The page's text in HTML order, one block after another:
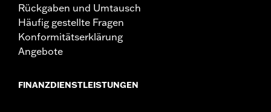
Rückgaben und Umtausch
Häufig gestellte Fragen
Konformitätserklärung
Angebote
FINANZDIENSTLEISTUNGEN